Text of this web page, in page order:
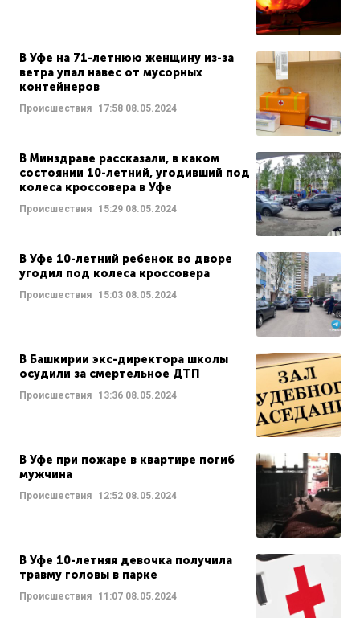
В Уфе на 71-летнюю женщину из-за
ветра упал навес от мусорных
контейнеров
Происшествия 17:58 08.05.2024
В Минздраве рассказали, в каком
состоянии 10-летний, угодивший под
колеса кроссовера в Уфе
Происшествия 15:29 08.05.2024
В Уфе 10-летний ребенок во дворе
угодил под колеса кроссовера
Происшествия 15:03 08.05.2024
В Башкирии экс-директора школы
осудили за смертельное ДТП
Происшествия 13:36 08.05.2024
В Уфе при пожаре в квартире погиб
мужчина
Происшествия 12:52 08.05.2024
В Уфе 10-летняя девочка получила
травму головы в парке
Происшествия 11:07 08.05.2024